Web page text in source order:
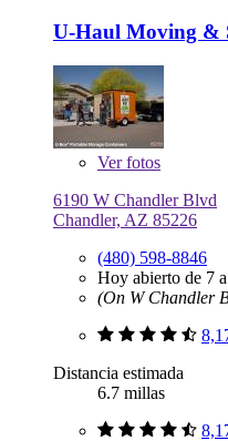
U-Haul Moving &
Verfotos
6190 W Chandler Blvd
Chandler, AZ 85226
(480) 598-8846
Hoy abierto de 7
(On W Chandler
Distancia estimada
6.7 millas